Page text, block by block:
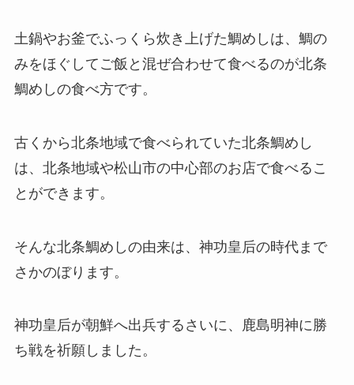
土鍋やお釜でふっくら炊き上げた鯛めしは、鯛の
みをほぐしてご飯と混ぜ合わせて食べるのが北条
鯛めしの食べ方です。
古くから北条地域で食べられていた北条鯛めし
は、北条地域や松山市の中心部のお店で食べるこ
とができます。
そんな北条鯛めしの由来は、神功皇后の時代まで
さかのぼります。
神功皇后が朝鮮へ出兵するさいに、鹿島明神に勝
ち戦を祈願しました。